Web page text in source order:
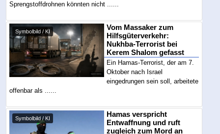
Sprengstoffdrohnen könnten nicht ......
Symbolbild / KI
Vom Massaker zum
Hilfsgüterverkehr:
Nukhba-Terrorist bei
Kerem Shalom gefasst
Ein Hamas-Terrorist, der am 7.
Oktober nach Israel
eingedrungen sein soll, arbeitete
offenbar als ......
Symbolbild / KI
Hamas verspricht
Entwaffnung und ruft
zugleich zum Mord an